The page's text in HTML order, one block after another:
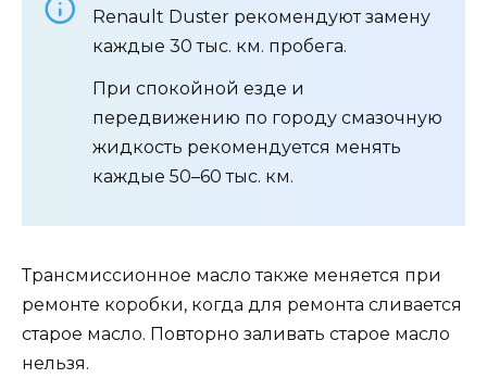
Renault Duster рекомендуют замену
каждые 30 тыс. км. пробега.
При спокойной езде и
передвижению по городу смазочную
жидкость рекомендуется менять
каждые 50–60 тыс. км.
Трансмиссионное масло также меняется при
ремонте коробки, когда для ремонта сливается
старое масло. Повторно заливать старое масло
нельзя.